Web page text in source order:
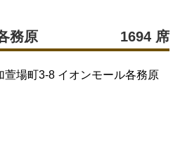
務原 1694 席
萱場町3-8 イオンモール各務原